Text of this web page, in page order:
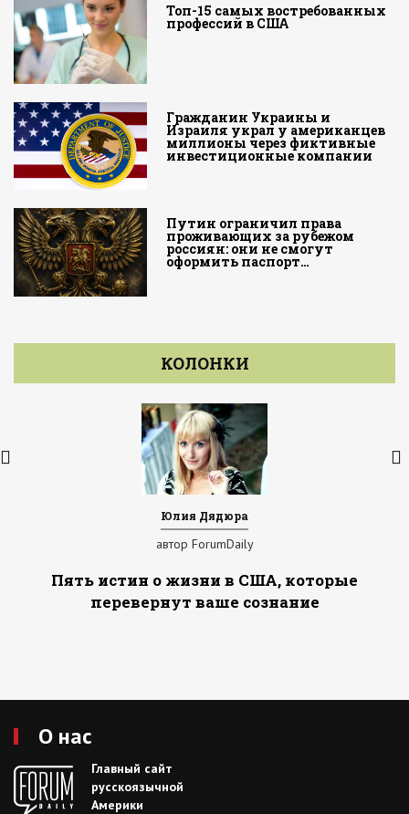
Топ-15 самых востребованных
профессий в США
Гражданин Украины и
Израиля украл у американцев
миллионы через фиктивные
инвестиционные компании
Путин ограничил права
проживающих за рубежом
россиян: они не смогут
оформить паспорт…
КОЛОНКИ
Юлия Дядюра
автор ForumDaily
Пять истин о жизни в США, которые
перевернут ваше сознание
О нас
Главный сайт
русскоязычной
Америки